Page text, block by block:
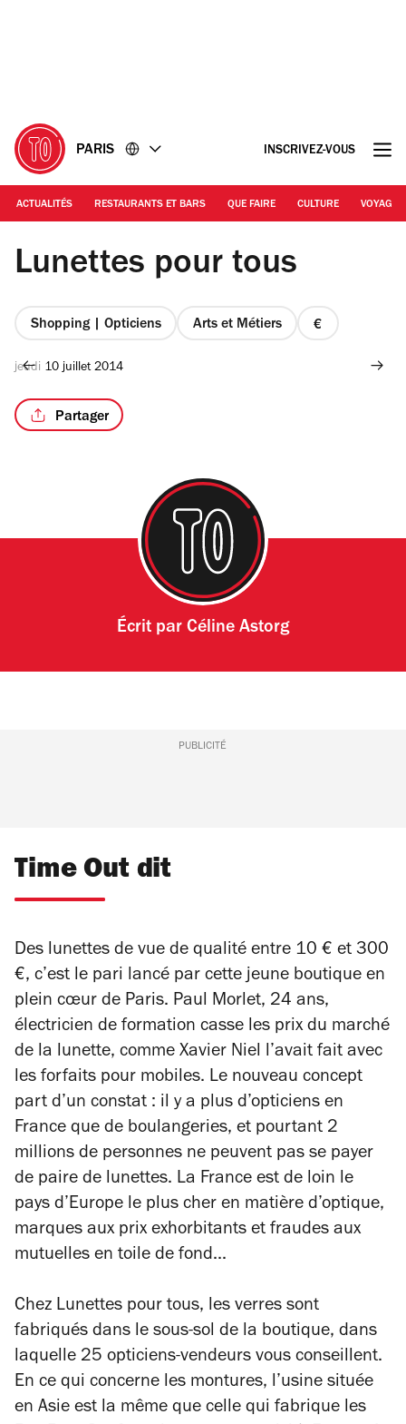
PARIS INSCRIVEZ-VOUS
ACTUALITÉS RESTAURANTS ET BARS QUE FAIRE CULTURE VOYAGE
© Time Out Paris
Lunettes pour tous
Shopping | Opticiens Arts et Métiers
prix
jeudi 10 juillet 2014
Partager
Écrit par Céline Astorg
PUBLICITÉ
Time Out dit
Des lunettes de vue de qualité entre 10 € et 300
€, c’est le pari lancé par cette jeune boutique en
plein cœur de Paris. Paul Morlet, 24 ans,
électricien de formation casse les prix du marché
de la lunette, comme Xavier Niel l’avait fait avec
les forfaits pour mobiles. Le nouveau concept
part d’un constat : il y a plus d’opticiens en
France que de boulangeries, et pourtant 2
millions de personnes ne peuvent pas se payer
de paire de lunettes. La France est de loin le
pays d’Europe le plus cher en matière d’optique,
marques aux prix exhorbitants et fraudes aux
mutuelles en toile de fond...
Chez Lunettes pour tous, les verres sont
fabriqués dans le sous-sol de la boutique, dans
laquelle 25 opticiens-vendeurs vous conseillent.
En ce qui concerne les montures, l’usine située
en Asie est la même que celle qui fabrique les